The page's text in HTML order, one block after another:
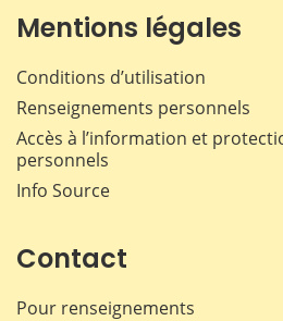
Mentions légales
Conditions d’utilisation
Renseignements personnels
Accès à l’information et
personnels
Info Source
Contact
Pour renseignements